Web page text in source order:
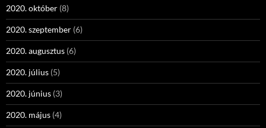
2020. október (8)
2020. szeptember (6)
2020. augusztus (6)
2020. július (5)
2020. június (3)
2020. május (4)